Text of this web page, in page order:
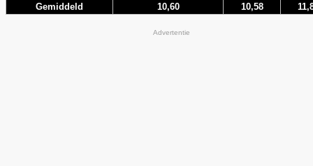
Gemiddeld 10,60 10,58
Advertentie